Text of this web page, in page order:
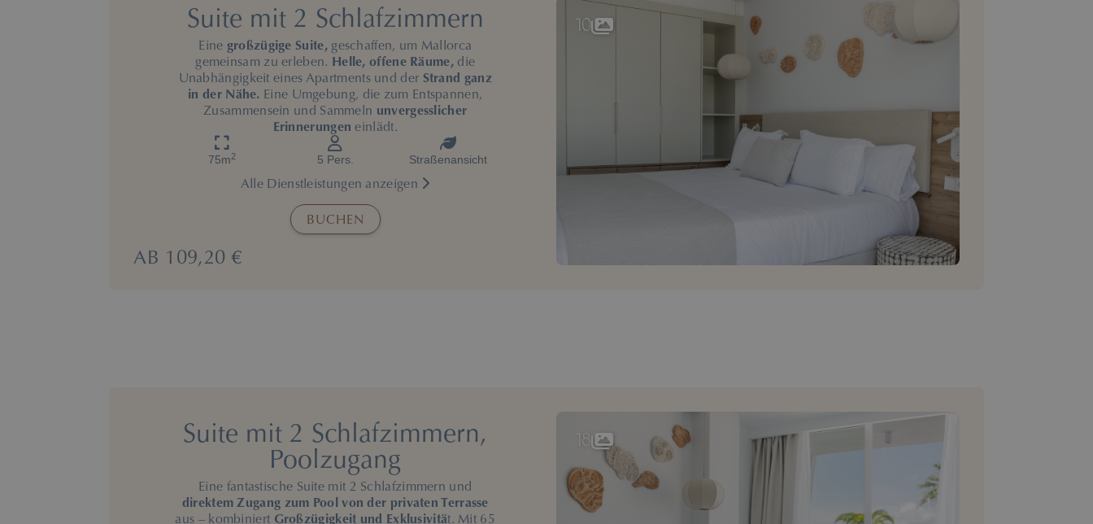
Suite mit 2 Schlafzimmern
Eine großzügige Suite, geschaffen, um Mallorca
gemeinsam zu erleben. Helle, offene Räume,die
Unabhängigkeit eines Apartments und der Strand ganz
in der Nähe. Eine Umgebung, die zum Entspannen,
Zusammensein und Sammeln unvergesslicher
Erinnerungen einlädt.
75m2 5 Pers. Straßenansicht
Alle Dienstleistungen anzeigen
BUCHEN
AB 109,20 €
10
Suite mit 2 Schlafzimmern,
Poolzugang
Eine fantastische Suite mit 2 Schlafzimmern und
direktem Zugang zum Pool von der privaten Terrasse
aus – kombiniert Großzügigkeit und Exklusivität. Mit 65
18